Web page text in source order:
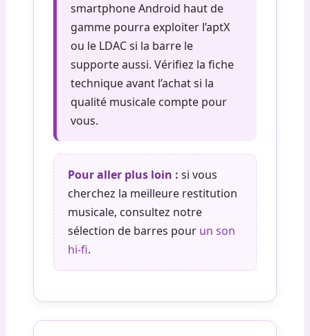
smartphone Android haut de
gamme pourra exploiter l’aptX
ou le LDAC si la barre le
supporte aussi. Vérifiez la fiche
technique avant l’achat si la
qualité musicale compte pour
vous.
Pour aller plus loin : si vous
cherchez la meilleure restitution
musicale, consultez notre
sélection de barres pour un son
hi-fi.